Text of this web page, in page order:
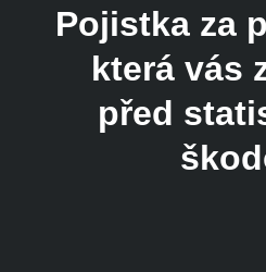
Pojistka za
která vás
před